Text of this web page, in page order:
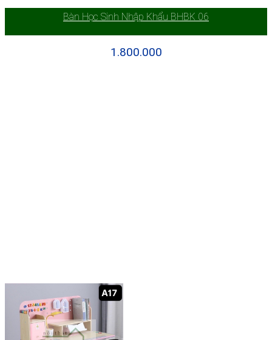
Bàn Học Sinh Nhập Khẩu BHBK 06
1.800.000